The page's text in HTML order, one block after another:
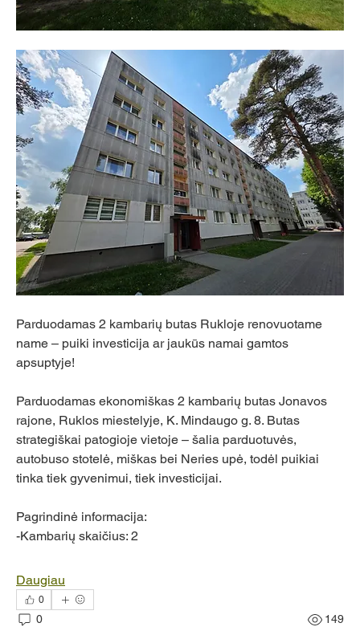
Parduodamas 2 kambarių butas Rukloje renovuotame
name – puiki investicija ar jaukūs namai gamtos
apsuptyje!
Parduodamas ekonomiškas 2 kambarių butas Jonavos
rajone, Ruklos miestelyje, K. Mindaugo g. 8. Butas
strategiškai patogioje vietoje – šalia parduotuvės,
autobuso stotelė, miškas bei Neries upė, todėl puikiai
tinka tiek gyvenimui, tiek investicijai.
Pagrindinė informacija:
-Kambarių skaičius: 2
Daugiau
0
0 149